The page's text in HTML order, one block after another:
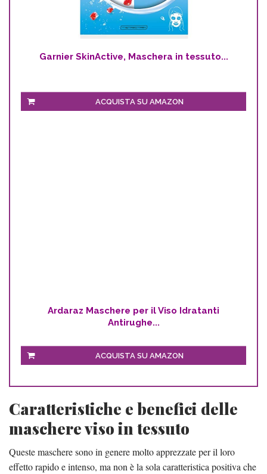
Garnier SkinActive, Maschera in tessuto...
ACQUISTA SU AMAZON
Ardaraz Maschere per il Viso Idratanti
Antirughe...
ACQUISTA SU AMAZON
Caratteristiche e benefici delle
maschere viso in tessuto
Queste maschere sono in genere molto apprezzate per il loro
effetto rapido e intenso, ma non è la sola caratteristica positiva che